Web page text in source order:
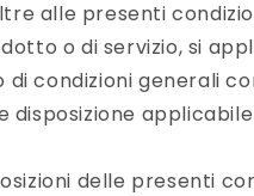
alle presenti
o di servizio, si
di condizioni generali
disposizione
delle presenti